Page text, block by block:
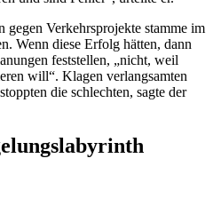
Verkehrsprojekte stamme im
Wenn diese Erfolg hätten, dann
feststellen, „nicht, weil
will“. Klagen verlangsamten
die schlechten, sagte der